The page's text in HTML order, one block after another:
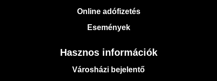
Online adófizetés
Események
Hasznos információk
Városházi bejelentő